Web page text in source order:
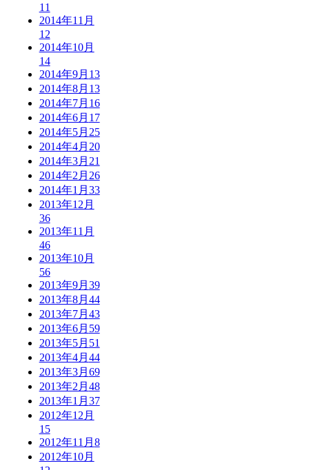
11
2014年11月
12
2014年10月
14
2014年9月 13
2014年8月 13
2014年7月 16
2014年6月 17
2014年5月 25
2014年4月 20
2014年3月 21
2014年2月 26
2014年1月 33
2013年12月
36
2013年11月
46
2013年10月
56
2013年9月 39
2013年8月 44
2013年7月 43
2013年6月 59
2013年5月 51
2013年4月 44
2013年3月 69
2013年2月 48
2013年1月 37
2012年12月
15
2012年11月 8
2012年10月